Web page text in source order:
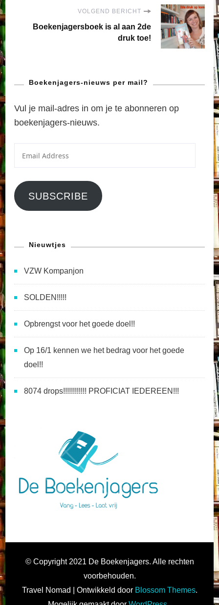
VOLGEND BERICHT
Boekenjagersboek is al aan 2de
druk toe!
Boekenjagers-nieuws per mail?
Vul je mail-adres in om je te abonneren op
boekenjagers-nieuws.
SUBSCRIBE
Nieuwtjes
VZW Kompanjon
SOLDEN!!!!!
Opbrengst voor het goede doel!!
Op 16/1 kennen we het bedrag voor het goede
doel!!
8074 drops!!!!!!!!!!!! PROFICIAT IEDEREEN!!!
© Copyright 2021 De Boekenjagers. Alle rechten
voorbehouden.
Travel Nomad | Ontwikkeld door Blossom Themes.